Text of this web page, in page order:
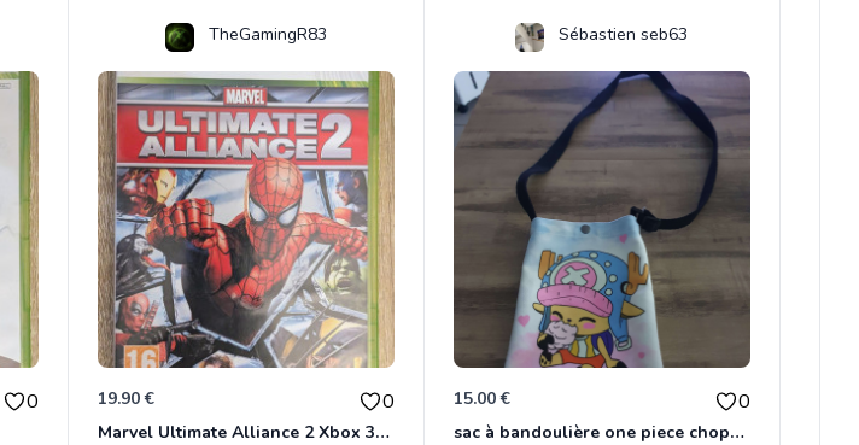
0
TheGamingR83
19.90 € 0
Marvel Ultimate Alliance 2 Xbox 360
Sébastien seb63
15.00 € 0
sac à bandoulière one piece chopper